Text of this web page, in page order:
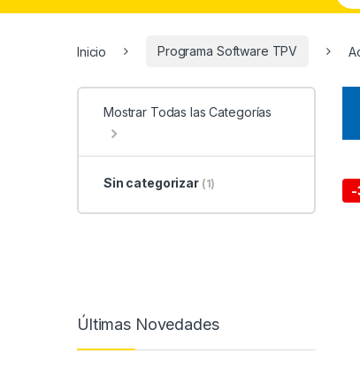
Inicio Programa Software TPV
-
Mostrar Todas las Categorías
Sin categorizar (1)
Últimas Novedades